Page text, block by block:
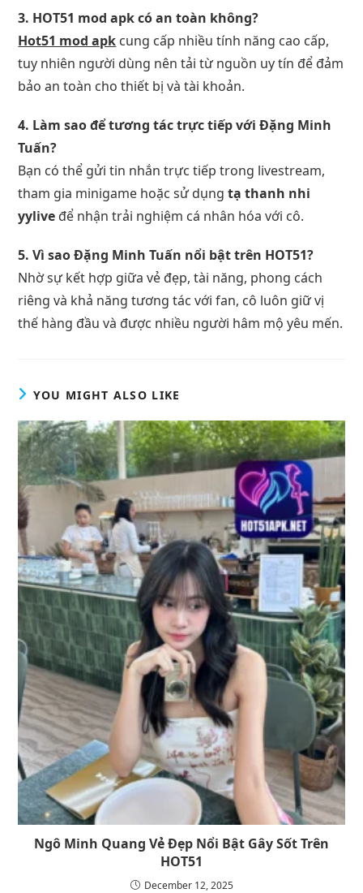
3. HOT51 mod apk có an toàn không?
Hot51 mod apk cung cấp nhiều tính năng cao cấp,
tuy nhiên người dùng nên tải từ nguồn uy tín để đảm
bảo an toàn cho thiết bị và tài khoản.
4. Làm sao để tương tác trực tiếp với Đặng Minh
Tuấn?
Bạn có thể gửi tin nhắn trực tiếp trong livestream,
tham gia minigame hoặc sử dụngtạ thanh nhi
yylive để nhận trải nghiệm cá nhân hóa với cô.
5. Vì sao Đặng Minh Tuấn nổi bật trên HOT51?
Nhờ sự kết hợp giữa vẻ đẹp, tài năng, phong cách
riêng và khả năng tương tác với fan, cô luôn giữ vị
thế hàng đầu và được nhiều người hâm mộ yêu mến.
YOU MIGHT ALSO LIKE
Ngô Minh Quang Vẻ Đẹp Nổi Bật Gây Sốt Trên
HOT51
December 12, 2025